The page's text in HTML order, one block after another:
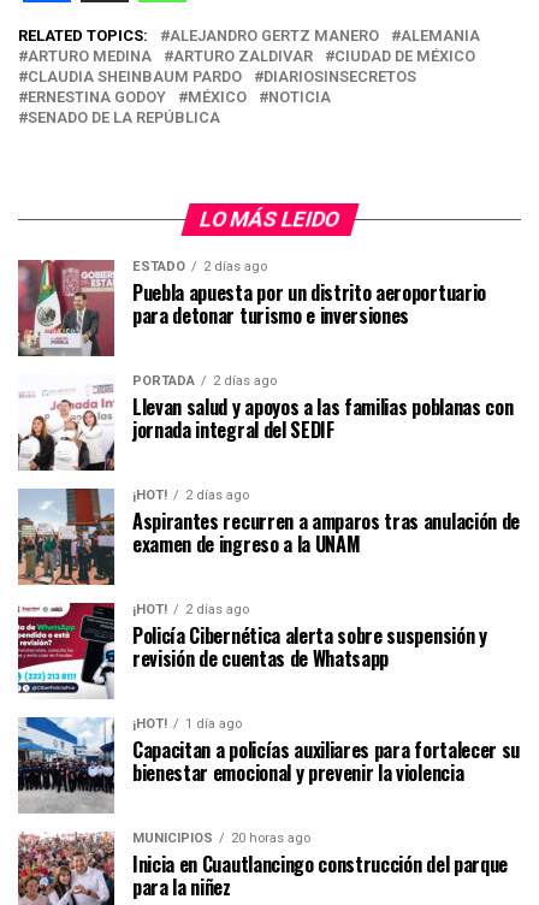
RELATED TOPICS: ALEJANDRO GERTZ MANERO
ALEMANIA
ARTURO MEDINA
ARTURO ZALDIVAR
CIUDAD DE MÉXICO
CLAUDIA SHEINBAUM PARDO
DIARIOSINSECRETOS
ERNESTINA GODOY
MÉXICO
NOTICIA
SENADO DE LA REPÚBLICA
LO MÁS LEIDO
ESTADO 2 días ago
Puebla apuesta por un distrito aeroportuario
para detonar turismo e inversiones
PORTADA 2 días ago
Llevan salud y apoyos a las familias poblanas con
jornada integral del SEDIF
¡HOT! 2 días ago
Aspirantes recurren a amparos tras anulación de
examen de ingreso a la UNAM
¡HOT! 2 días ago
Policía Cibernética alerta sobre suspensión y
revisión de cuentas de Whatsapp
¡HOT! 1 día ago
Capacitan a policías auxiliares para fortalecer su
bienestar emocional y prevenir la violencia
MUNICIPIOS 20 horas ago
Inicia en Cuautlancingo construcción del parque
para la niñez